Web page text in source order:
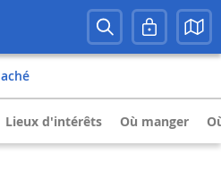
Maché
Lieux d'intérêts Où manger